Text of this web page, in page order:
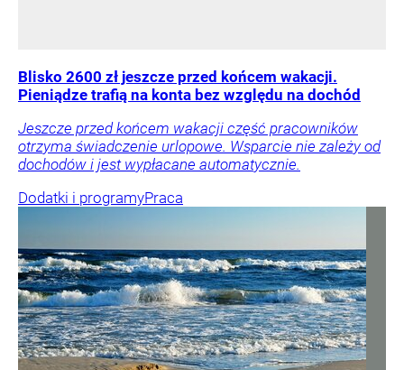
Blisko 2600 zł jeszcze przed końcem wakacji.
Pieniądze trafią na konta bez względu na dochód
Jeszcze przed końcem wakacji część pracowników
otrzyma świadczenie urlopowe. Wsparcie nie zależy od
dochodów i jest wypłacane automatycznie.
Dodatki i programyPraca